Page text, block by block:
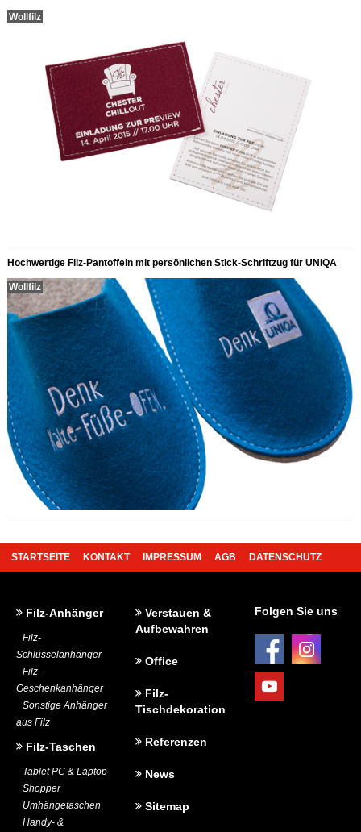
Wollfilz
Hochwertige Filz-Pantoffeln mit persönlichen Stick-Schriftzug für UNIQA
Wollfilz
STARTSEITE KONTAKT IMPRESSUM AGB DATENSCHUTZ
Filz-Anhänger
Filz-
Schlüsselanhänger
Filz-
Geschenkanhänger
Sonstige Anhänger
aus Filz
Filz-Taschen
Tablet PC & Laptop
Shopper
Umhängetaschen
Handy- &
Verstauen &
Aufbewahren
Office
Filz-
Tischdekoration
Referenzen
News
Sitemap
Folgen Sie uns